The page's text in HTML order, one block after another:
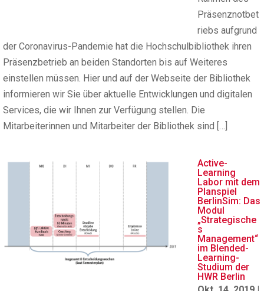
Präsenznotbet
riebs aufgrund
der Coronavirus-Pandemie hat die Hochschulbibliothek ihren
Präsenzbetrieb an beiden Standorten bis auf Weiteres
einstellen müssen. Hier und auf der Webseite der Bibliothek
informieren wir Sie über aktuelle Entwicklungen und digitalen
Services, die wir Ihnen zur Verfügung stellen. Die
Mitarbeiterinnen und Mitarbeiter der Bibliothek sind […]
Active-
Learning
Labor mit dem
Planspiel
BerlinSim: Das
Modul
„Strategische
s
Management“
im Blended-
Learning-
Studium der
HWR Berlin